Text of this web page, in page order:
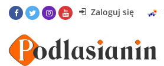
Zaloguj się